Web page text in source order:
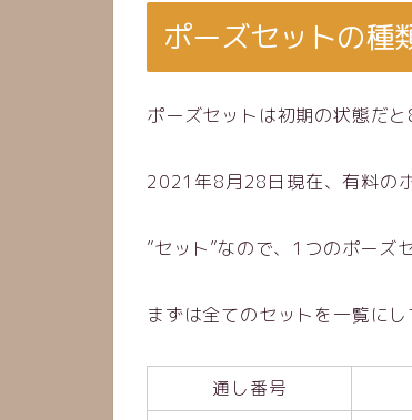
ポーズセットの種
ポーズセットは初期の状態だ
2021年8月28日現在、有料の
”セット”なので、1つのポーズ
まずは全てのセットを一覧にし
通し番号